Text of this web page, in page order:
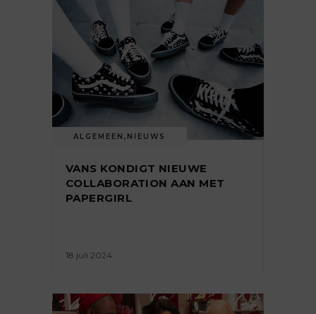
ALGEMEEN , NIEUWS
VANS KONDIGT NIEUWE
COLLABORATION AAN MET
PAPERGIRL
18 juli 2024